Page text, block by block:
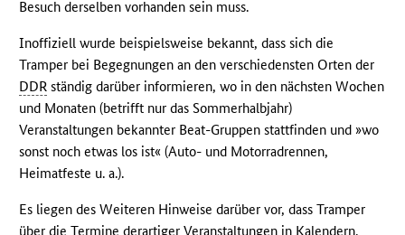
Besuch derselben vorhanden sein muss.
Inoffiziell wurde beispielsweise bekannt, dass sich die
Tramper bei Begegnungen an den verschiedensten Orten der
DDR ständig darüber informieren, wo in den nächsten Wochen
und Monaten (betrifft nur das Sommerhalbjahr)
Veranstaltungen bekannter Beat-Gruppen stattfinden und »wo
sonst noch etwas los ist« (Auto- und Motorradrennen,
Heimatfeste u. a.).
Es liegen des Weiteren Hinweise darüber vor, dass Tramper
über die Termine derartiger Veranstaltungen in Kalendern,